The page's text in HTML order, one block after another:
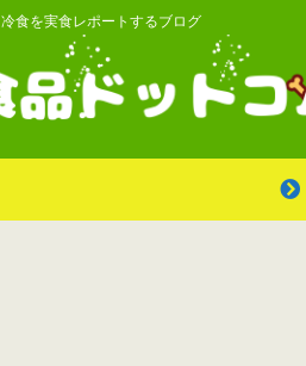
冷食を実食レポートするブログ